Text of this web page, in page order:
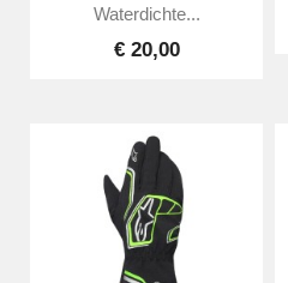
Waterdichte...
€ 20,00